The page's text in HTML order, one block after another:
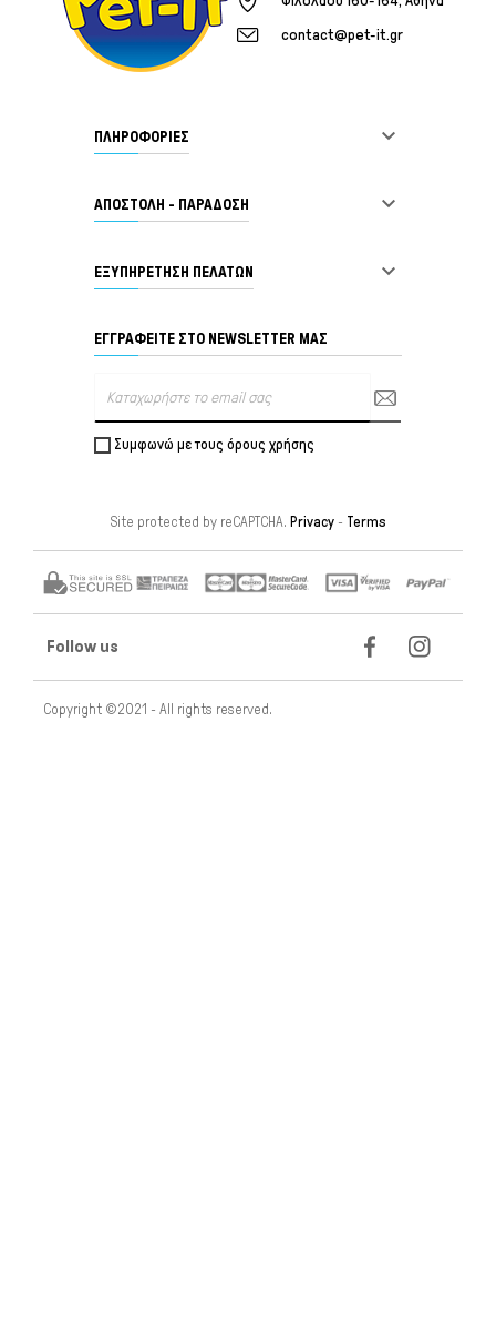
contact@pet-it.gr
ΠΛΗΡΟΦΟΡΙΕΣ 
ΑΠΟΣΤΟΛΗ - ΠΑΡΑΔΟΣΗ 
ΕΞΥΠΗΡΈΤΗΣΗ ΠΕΛΑΤΏΝ 
ΕΓΓΡΑΦΕΊΤΕ ΣΤΟ NEWSLETTER ΜΑΣ
Συμφωνώ με τους όρους χρήσης
Site protected by reCAPTCHA. Privacy- Terms
Follow us
Copyright ©2021 - All rights reserved.